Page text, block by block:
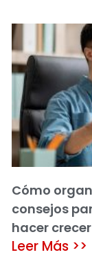
Cómo
consejos
hacer
Leer Más >>